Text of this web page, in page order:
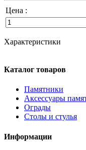
Цена :
Характеристики
Каталог товаров
Памятники
Аксессуары
Ограды
Столы и стулья
Информации